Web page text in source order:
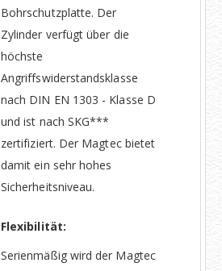
Bohrschutzplatte. Der
Zylinder verfügt über die
höchste
Angriffswiderstandsklasse
nach DIN EN 1303 - Klasse D
und ist nach SKG***
zertifiziert. Der Magtec bietet
damit ein sehr hohes
Sicherheitsniveau.
Flexibilität:
Serienmäßig wird der Magtec